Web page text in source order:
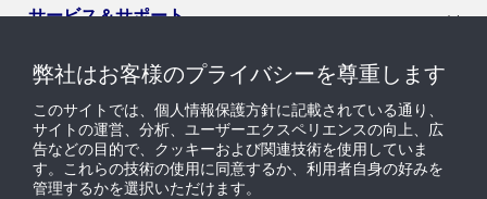
サービス＆サポート
導入セグメント
ニュース & インサイト
弊社はお客様のプライバシーを尊重します
このサイトでは、個人情報保護方針に記載されている通り、
サイトの運営、分析、ユーザーエクスペリエンスの向上、広
告などの目的で、クッキーおよび関連技術を使用していま
す。これらの技術の使用に同意するか、利用者自身の好みを
管理するかを選択いただけます。